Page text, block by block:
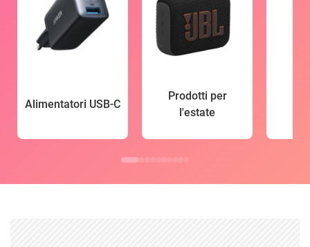
Alimentatori USB-C
Prodotti per
l'estate